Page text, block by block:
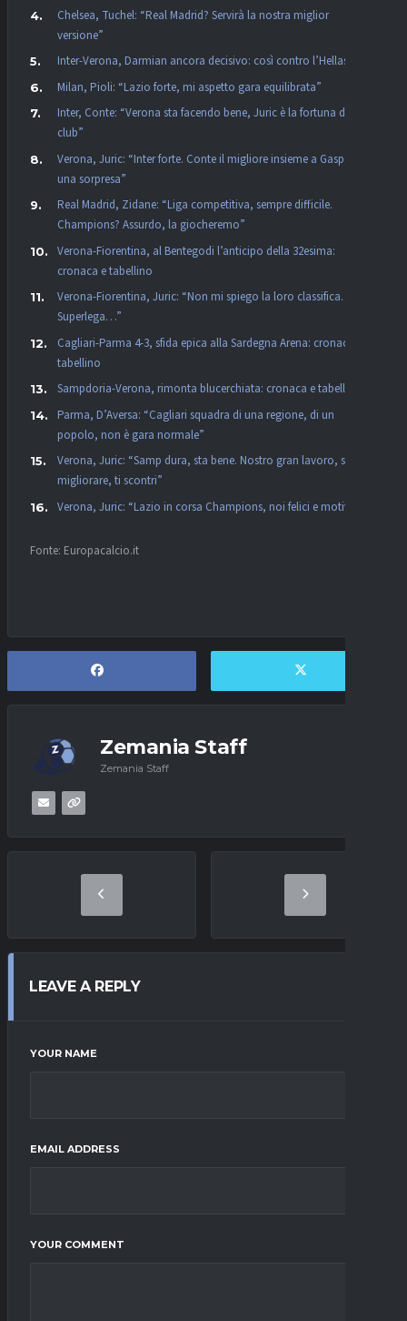
Chelsea, Tuchel: “Real Madrid? Servirà la nostra miglior
versione”
Inter-Verona, Darmian ancora decisivo: così contro l’Hellas
Milan, Pioli: “Lazio forte, mi aspetto gara equilibrata”
Inter, Conte: “Verona sta facendo bene, Juric è la fortuna dei
club”
Verona, Juric: “Inter forte. Conte il migliore insieme a Gasp, non
una sorpresa”
Real Madrid, Zidane: “Liga competitiva, sempre difficile.
Champions? Assurdo, la giocheremo”
Verona-Fiorentina, al Bentegodi l’anticipo della 32esima:
cronaca e tabellino
Verona-Fiorentina, Juric: “Non mi spiego la loro classifica. La
Superlega…”
Cagliari-Parma 4-3, sfida epica alla Sardegna Arena: cronaca e
tabellino
Sampdoria-Verona, rimonta blucerchiata: cronaca e tabellino
Parma, D’Aversa: “Cagliari squadra di una regione, di un
popolo, non è gara normale”
Verona, Juric: “Samp dura, sta bene. Nostro gran lavoro, se vuoi
migliorare, ti scontri”
Verona, Juric: “Lazio in corsa Champions, noi felici e motivati”
Fonte: Europacalcio.it
Zemania Staff
Zemania Staff
LEAVE A REPLY
YOUR NAME
EMAIL ADDRESS
YOUR COMMENT